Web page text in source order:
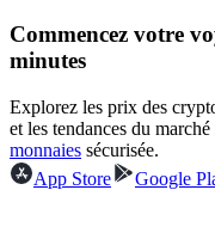
Devenez un trader
Profitez du partage
trading
Commencez votre
minutes
Explorez les prix des
et les tendances du
monnaies sécurisée.
App Store
Google